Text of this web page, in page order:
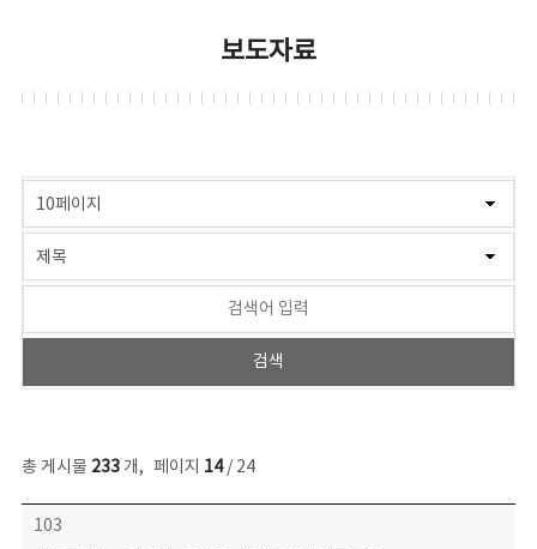
보도자료
총 게시물 233개, 페이지 14/ 24
보도자료 목록 - 번호, 제목, 작성자, 파일, 조회수, 작성일 정보 제공
103